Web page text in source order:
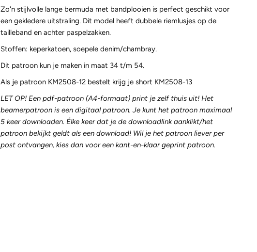
Zo'n stijlvolle lange bermuda met bandplooien is perfect geschikt voor
een gekledere uitstraling. Dit model heeft dubbele riemlusjes op de
tailleband en achter paspelzakken.
Stoffen: keperkatoen, soepele denim/chambray.
Dit patroon kun je maken in maat 34 t/m 54.
Als je patroon KM2508-12 bestelt krijg je short KM2508-13
LET OP! Een pdf-patroon (A4-formaat) print je zelf thuis uit! Het
beamerpatroon is een digitaal patroon. Je kunt het patroon maximaal
5 keer downloaden. Élke keer dat je de downloadlink aanklikt/het
patroon bekijkt geldt als een download! Wil je het patroon liever per
post ontvangen, kies dan voor een kant-en-klaar geprint patroon.